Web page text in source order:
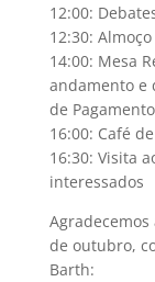
12:00:
12:30: Almoço
14:00: Mesa
andamento e
de
16:00: Café
16:30: Visita
interessados
de outubro,
Barth: